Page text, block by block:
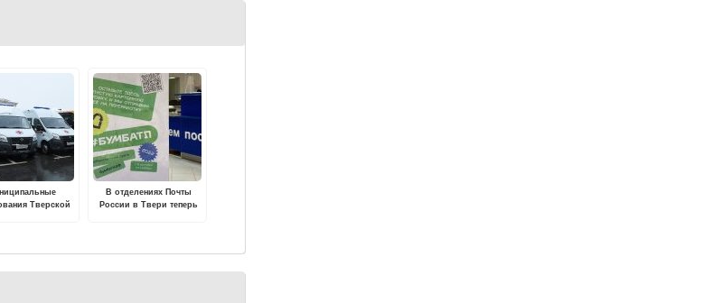
Тверской
для
В отделениях Почты
России в Твери теперь